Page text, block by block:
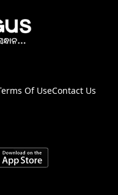
Of UseContact Us